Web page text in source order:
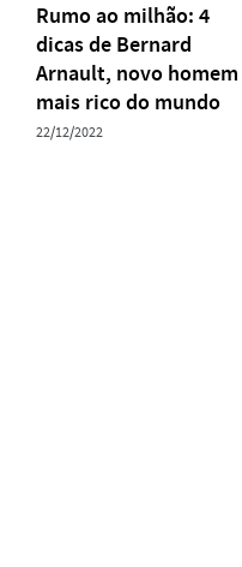
Rumo ao milhão: 4
dicas de Bernard
Arnault, novo homem
mais rico do mundo
22/12/2022